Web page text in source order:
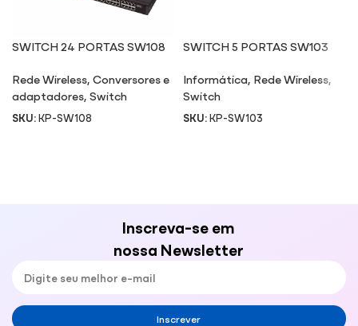
SWITCH 24 PORTAS SW108
Rede Wireless,Conversores e
adaptadores,Switch
SKU:KP-SW108
SWITCH 5 PORTAS SW103
Informática, Rede Wireless,
Switch
SKU:KP-SW103
Inscreva-se em
nossa Newsletter
Inscrever